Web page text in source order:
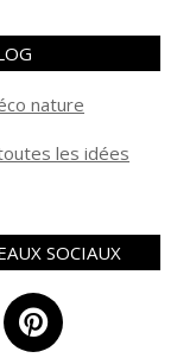
nature
outes les idées
SOCIAUX